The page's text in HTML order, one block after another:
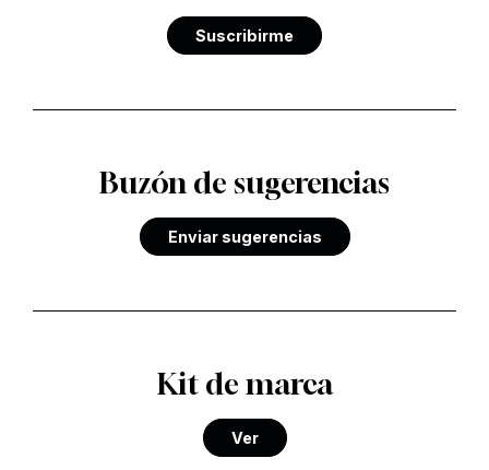
Suscribirme
Buzón de sugerencias
Enviar sugerencias
Kit de marca
Ver